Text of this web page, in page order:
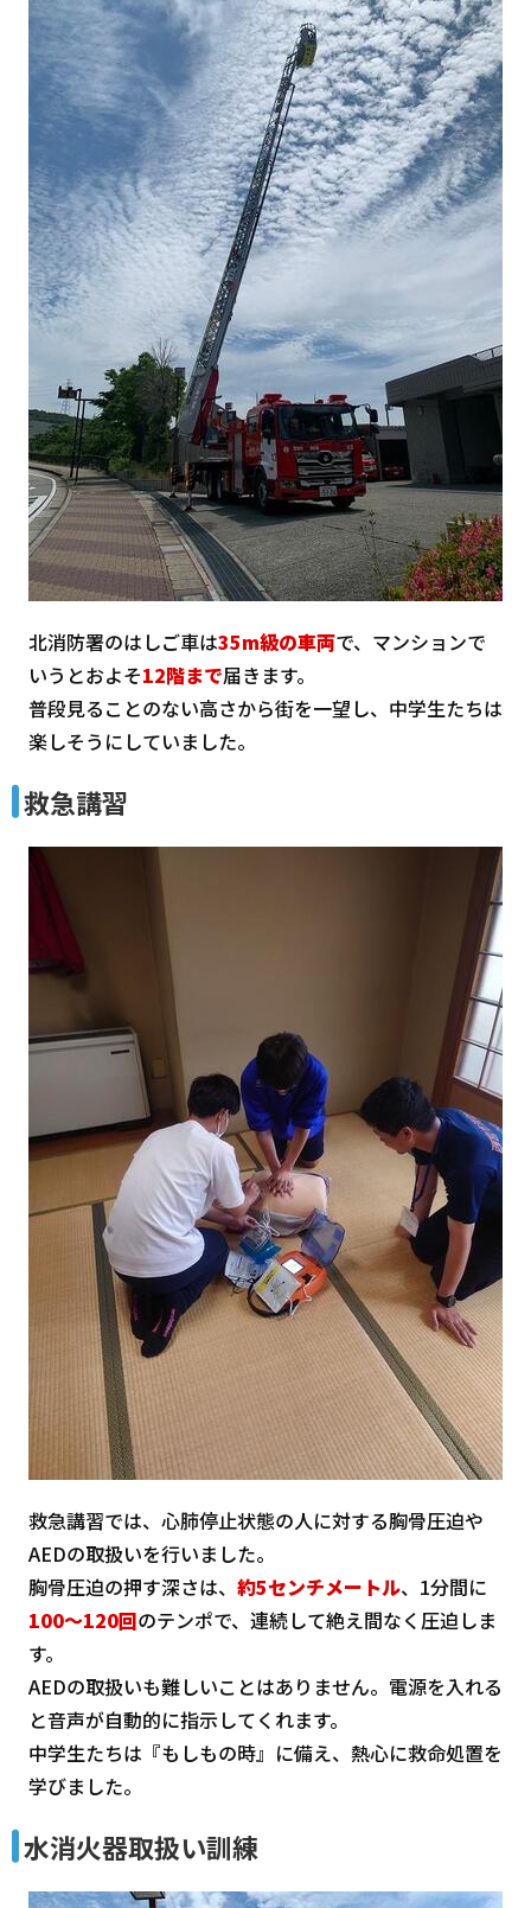
北消防署のはしご車は35m級の車両で、マンションで
いうとおよそ12階まで届きます。
普段見ることのない高さから街を一望し、中学生たちは
楽しそうにしていました。
救急講習
救急講習では、心肺停止状態の人に対する胸骨圧迫や
AEDの取扱いを行いました。
胸骨圧迫の押す深さは、 約5センチメートル、1分間に
100～120回のテンポで、連続して絶え間なく圧迫しま
す。
AEDの取扱いも難しいことはありません。電源を入れる
と音声が自動的に指示してくれます。
中学生たちは『もしもの時』に備え、熱心に救命処置を
学びました。
水消火器取扱い訓練